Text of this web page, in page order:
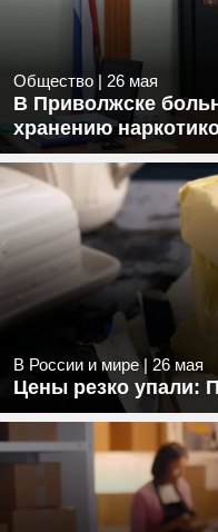
Общество | 26 мая
В Приволжске
хранению
В России и мире| 26 мая
Цены резко упали: